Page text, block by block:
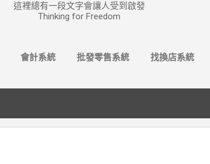
這裡總有一段文字會讓人受到啟發
Thinking for Freedom
會計系統 批發零售系統 找換店系統